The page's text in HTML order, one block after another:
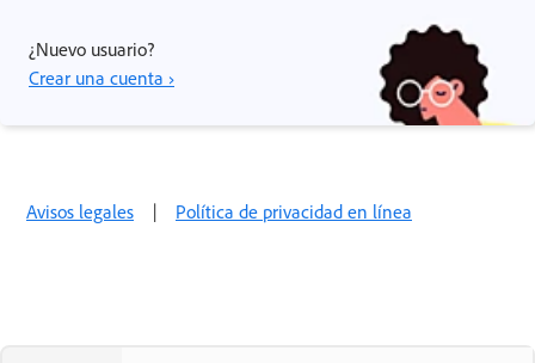
¿Nuevo usuario?
Crear una cuenta ›
Avisos legales | Política de privacidad en línea